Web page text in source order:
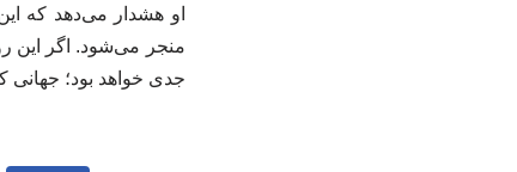
او هشدار می‌دهد که
منجر می‌شود. اگر این
جدی خواهد بود؛ جهانی